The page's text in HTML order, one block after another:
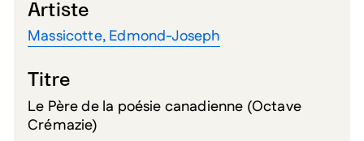
Artiste
Massicotte, Edmond-Joseph
Titre
Le Père de la poésie canadienne (Octave
Crémazie)